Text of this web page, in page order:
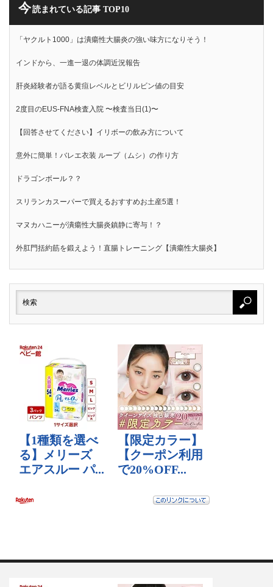
今読まれている記事 TOP10
「ヤクルト1000」は潰瘍性大腸炎の強い味方になりそう！
インドから、一進一退の体調近況報告
肝炎経験者が語る黄疸レベルとビリルビン値の目安
2度目のEUS-FNA検査入院 〜検査当日(1)〜
【回答させてください】イリボーの飲み方について
意外に簡単！バレエ衣装 ループ（ムシ）の作り方
ドラゴンボール？？
スリランカスーパーで買えるおすすめお土産5選！
マヌカハニーが潰瘍性大腸炎鎮静に寄与！？
外肛門括約筋を鍛えよう！直腸トレーニング【潰瘍性大腸炎】